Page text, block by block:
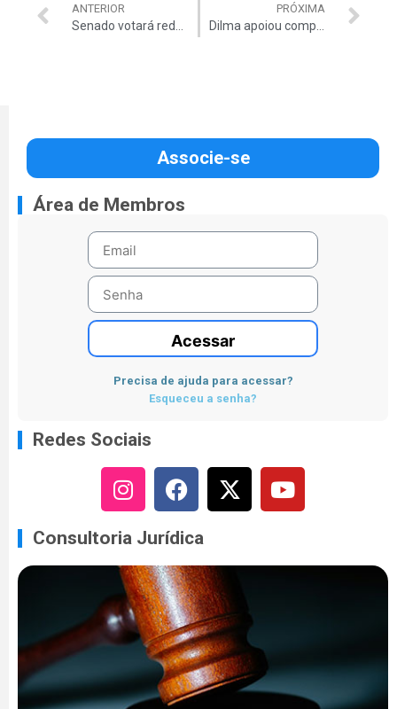
ANTERIOR PRÓXIMA
Associe-se
Área de Membros
Acessar
Precisa de ajuda para acessar?
Esqueceu a senha?
Redes Sociais
Consultoria Jurídica